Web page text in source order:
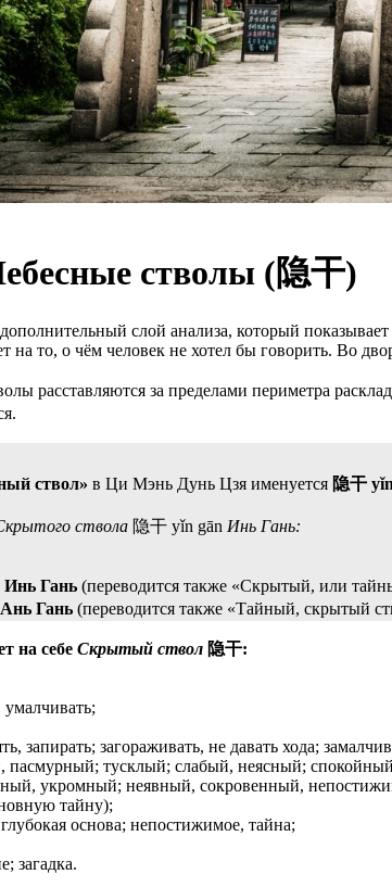
стволы (隐干)
слой анализа, который
на то, о чём человек не хотел бы говорить. Во
расставляются за пределами периметра
ствол» в Ци Мэнь Дунь Цзя именуется 隐干
ствола 隐干 yǐn gān Инь Гань:
Инь Гань (переводится также «Скрытый, или
Гань (переводится также «Тайный, скрытый
на себе Скрытый ствол 隐干:
умалчивать;
запирать; загораживать, не давать хода;
пасмурный; тусклый; слабый, неясный;
укромный; неявный, сокровенный,
тайну);
основа; непостижимое, тайна;
загадка.